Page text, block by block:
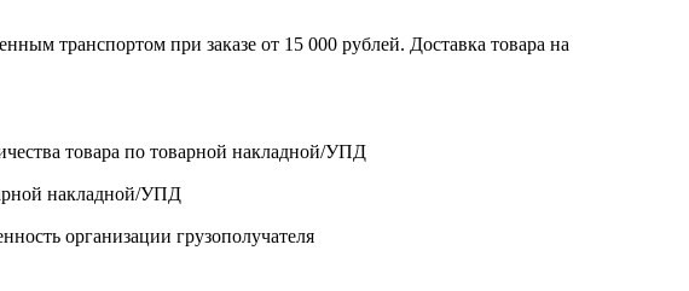
транспортом при заказе от 15 000 рублей. Доставка товара на
товара по товарной накладной/УПД
накладной/УПД
организации грузополучателя